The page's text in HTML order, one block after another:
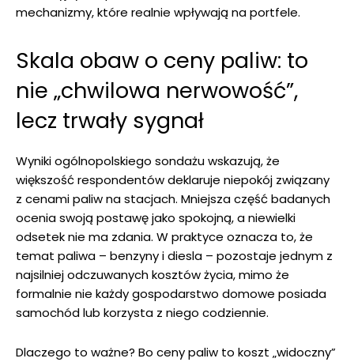
mechanizmy, które realnie wpływają na portfele.
Skala obaw o ceny paliw: to
nie „chwilowa nerwowość”,
lecz trwały sygnał
Wyniki ogólnopolskiego sondażu wskazują, że
większość respondentów deklaruje niepokój związany
z cenami paliw na stacjach. Mniejsza część badanych
ocenia swoją postawę jako spokojną, a niewielki
odsetek nie ma zdania. W praktyce oznacza to, że
temat paliwa – benzyny i diesla – pozostaje jednym z
najsilniej odczuwanych kosztów życia, mimo że
formalnie nie każdy gospodarstwo domowe posiada
samochód lub korzysta z niego codziennie.
Dlaczego to ważne? Bo ceny paliw to koszt „widoczny”